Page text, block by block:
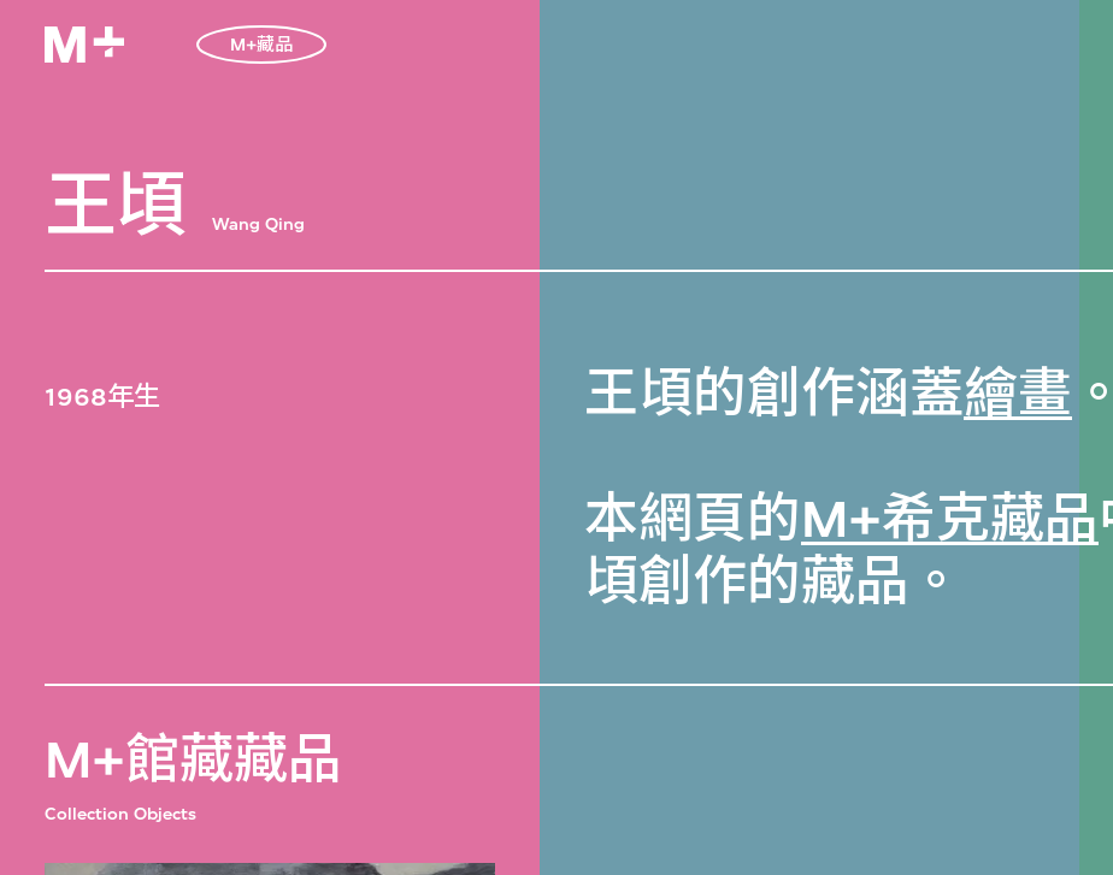
M+藏品
王頃 Wang Qing
1968年生 王頃的創作涵蓋繪畫 。
本網頁的M+希克藏品
頃創作的藏品。
M+館藏藏品
Collection Objects